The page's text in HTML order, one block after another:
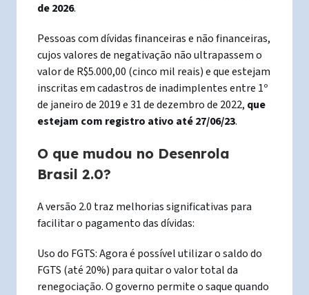
de 2026.
Pessoas com dívidas financeiras e não financeiras,
cujos valores de negativação não ultrapassem o
valor de R$5.000,00 (cinco mil reais) e que estejam
inscritas em cadastros de inadimplentes entre 1º
de janeiro de 2019 e 31 de dezembro de 2022, que
estejam com registro ativo até 27/06/23.
O que mudou no Desenrola
Brasil 2.0?
A versão 2.0 traz melhorias significativas para
facilitar o pagamento das dívidas:
Uso do FGTS: Agora é possível utilizar o saldo do
FGTS (até 20%) para quitar o valor total da
renegociação. O governo permite o saque quando